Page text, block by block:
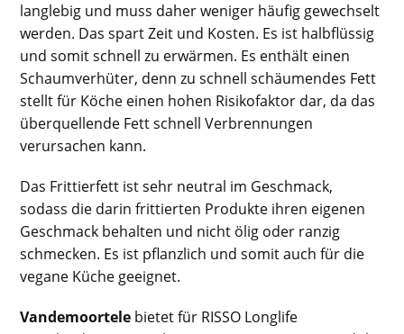
langlebig und muss daher weniger häufig gewechselt
werden. Das spart Zeit und Kosten. Es ist halbflüssig
und somit schnell zu erwärmen. Es enthält einen
Schaumverhüter, denn zu schnell schäumendes Fett
stellt für Köche einen hohen Risikofaktor dar, da das
überquellende Fett schnell Verbrennungen
verursachen kann.
Das Frittierfett ist sehr neutral im Geschmack,
sodass die darin frittierten Produkte ihren eigenen
Geschmack behalten und nicht ölig oder ranzig
schmecken. Es ist pflanzlich und somit auch für die
vegane Küche geeignet.
Vandemoortele bietet für RISSO Longlife